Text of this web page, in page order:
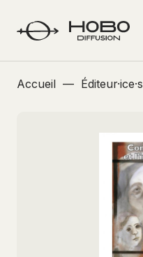
Accueil — Éditeur·ice·s